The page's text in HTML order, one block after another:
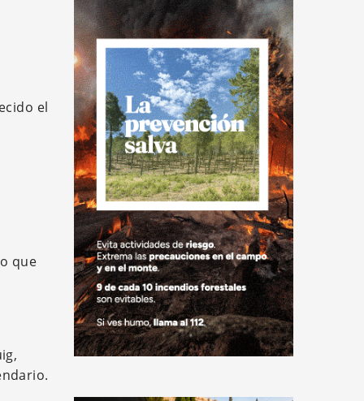
el
que